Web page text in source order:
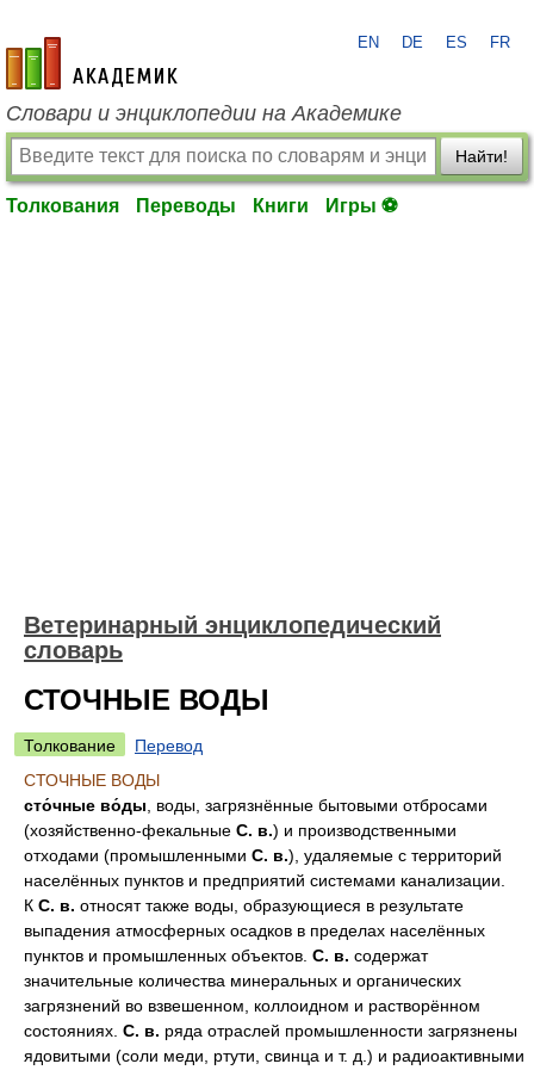
academic.ru
EN DE ES FR
Словари и энциклопедии на Академике
Найти!
Толкования Переводы Книги Игры ⚽
Ветеринарный энциклопедический
словарь
СТОЧНЫЕ ВОДЫ
Толкование
Перевод
СТОЧНЫЕ ВОДЫ
сто́чные во́ды , воды, загрязнённые бытовыми отбросами
(хозяйственно-фекальные С. в.) и производственными
отходами (промышленными С. в.), удаляемые с территорий
населённых пунктов и предприятий системами канализации.
К С. в. относят также воды, образующиеся в результате
выпадения атмосферных осадков в пределах населённых
пунктов и промышленных объектов. С. в. содержат
значительные количества минеральных и органических
загрязнений во взвешенном, коллоидном и растворённом
состояниях. С. в. ряда отраслей промышленности загрязнены
ядовитыми (соли меди, ртути, свинца и т. д.) и радиоактивными